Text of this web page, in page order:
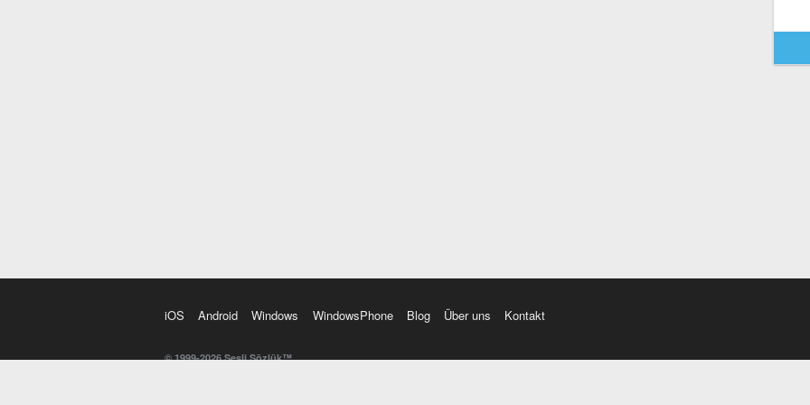
iOS Android Windows WindowsPhone Blog Über uns Kontakt
© 1999-2026 Sesli Sözlük™